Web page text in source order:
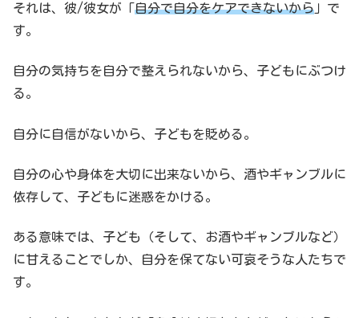
それは、彼/彼女が「自分で自分をケアできないから 」で
す。
自分の気持ちを自分で整えられないから、子どもにぶつけ
る。
自分に自信がないから、子どもを貶める。
自分の心や身体を大切に出来ないから、酒やギャンブルに
依存して、子どもに迷惑をかける。
ある意味では、子ども（そして、お酒やギャンブルなど）
に甘えることでしか、自分を保てない可哀そうな人たちで
す。